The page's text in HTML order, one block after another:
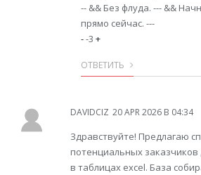
-- && Без флуда. --- &&
прямо сейчас. ---
--3 +
ОТВЕТИТЬ
DAVIDCIZ 20 APR 2026 В 04:34
Здравствуйте! Предлагаю
потенциальных заказчиков
в таблицах excel. База